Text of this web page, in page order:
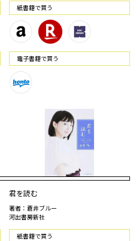
紙書籍で買う
電⼦書籍で買う
君を読む
著者：蒼井ブルー
河出書房新社
紙書籍で買う